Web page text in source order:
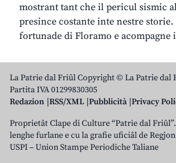
mostrant tant che il pericul sismic
presince costante inte nestre storie.
fortunade di Floramo e acompagne
La Patrie dal Friûl Copyright © La Patrie dal
Partita IVA 01299830305
Redazion RSS/XML Pubblicità Privacy
Proprietât Clape di Culture “Patrie dal
lenghe furlane e cu la grafie uficiâl de Regjon
USPI – Union Stampe Periodiche Taliane